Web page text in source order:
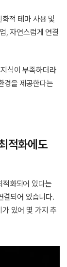
적 테마 사용 및
, 자연스럽게 연결
식이 부족하더라
경을 제공한다는
적화에도
화되어 있다는
결되어 있습니다.
있어 몇 가지 추